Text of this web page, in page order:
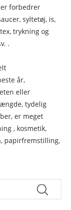
forbedrer
syltetøj, is,
trykning og
.
år,
eller
tydelig
er meget
, kosmetik,
papirfremstilling,